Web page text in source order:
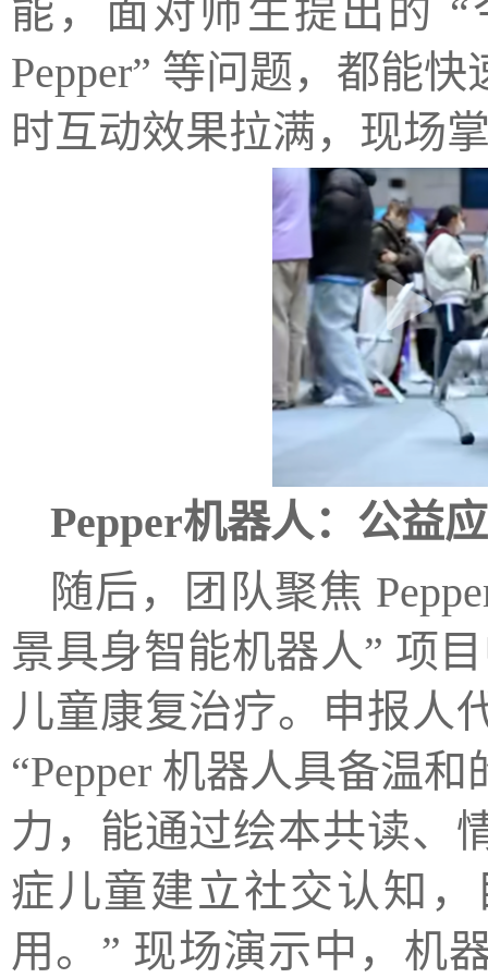
能，面对师生提出的
Pepper” 等问题，都能
时互动效果拉满，现场
Pepper机器人：公益
随后，团队聚焦
景具身智能机器人” 项
儿童康复治疗。申报人
“Pepper 机器人具备温
力，能通过绘本共读、
症儿童建立社交认知
用。” 现场演示中，机